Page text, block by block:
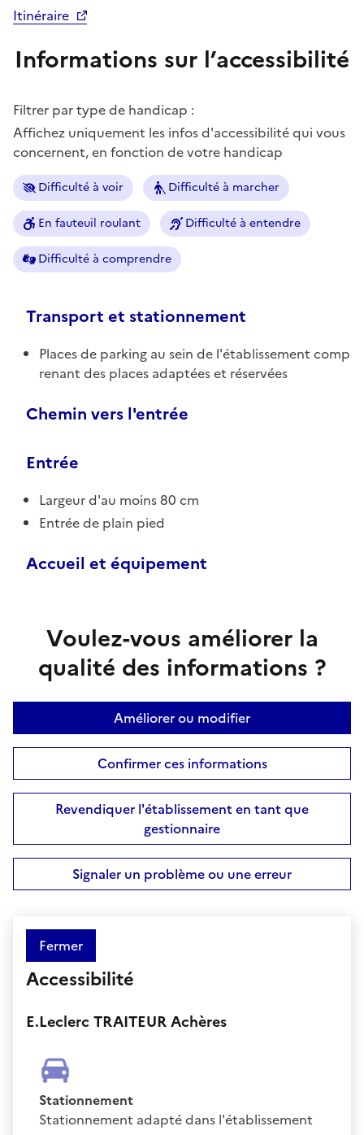
Itinéraire
Informations sur l’accessibilité
Filtrer par type de handicap :
Affichez uniquement les infos d'accessibilité qui vous
concernent, en fonction de votre handicap
Difficulté à voir Difficulté à marcher
En fauteuil roulant Difficulté à entendre
Difficulté à comprendre
Transport et stationnement
Places de parking au sein de l'établissement comp
renant des places adaptées et réservées
Chemin vers l'entrée
Entrée
Largeur d'au moins 80 cm
Entrée de plain pied
Accueil et équipement
Voulez-vous améliorer la
qualité des informations ?
Améliorer ou modifier
Confirmer ces informations
Revendiquer l'établissement en tant que
gestionnaire
Signaler un problème ou une erreur
Fermer
Accessibilité
E.Leclerc TRAITEUR Achères
Stationnement
Stationnement adapté dans l'établissement